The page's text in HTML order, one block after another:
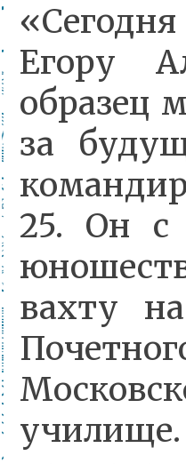
Егору
образец
за
25. Он с
вахту